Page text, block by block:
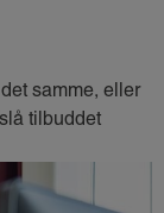
samme, eller
tilbuddet